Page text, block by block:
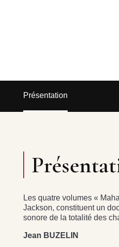
Présentation
Les quatre volumes «
Jackson, constituent un
sonore de la totalité des
Jean BUZELIN